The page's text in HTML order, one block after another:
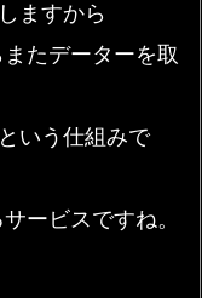
ますから
たデーターを取
いう仕組みで
ービスですね。